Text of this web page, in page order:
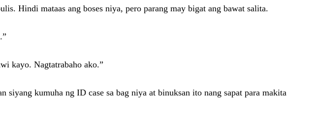
Hindi mataas ang boses niya, pero parang may bigat ang bawat salita.
kayo. Nagtatrabaho ako.”
kumuha ng ID case sa bag niya at binuksan ito nang sapat para makita